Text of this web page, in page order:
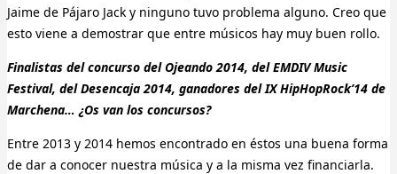
Jaime de Pájaro Jack y ninguno tuvo problema alguno. Creo que
esto viene a demostrar que entre músicos hay muy buen rollo.
Finalistas del concurso del Ojeando 2014, del EMDIV Music
Festival, del Desencaja 2014, ganadores del IX HipHopRock’14 de
Marchena… ¿Os van los concursos?
Entre 2013 y 2014 hemos encontrado en éstos una buena forma
de dar a conocer nuestra música y a la misma vez financiarla.